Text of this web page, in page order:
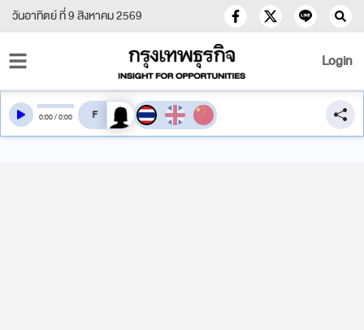
วันอาทิตย์ ที่ 9 สิงหาคม 2569
Login
0:00/0:00 สลับเสียงอ่าน